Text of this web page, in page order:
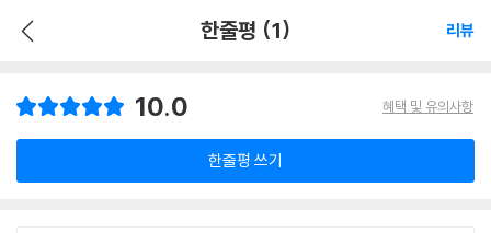
한줄평 (1) 리뷰
10.0 혜택 및 유의사항
한줄평 쓰기